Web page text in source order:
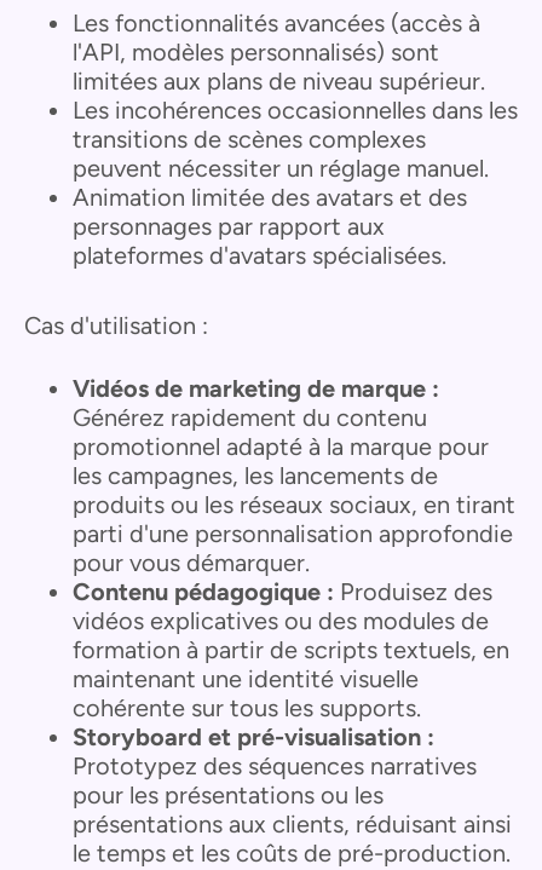
Les fonctionnalités avancées (accès à
l'API, modèles personnalisés) sont
limitées aux plans de niveau supérieur.
Les incohérences occasionnelles dans les
transitions de scènes complexes
peuvent nécessiter un réglage manuel.
Animation limitée des avatars et des
personnages par rapport aux
plateformes d'avatars spécialisées.
Cas d'utilisation :
Vidéos de marketing de marque :
Générez rapidement du contenu
promotionnel adapté à la marque pour
les campagnes, les lancements de
produits ou les réseaux sociaux, en tirant
parti d'une personnalisation approfondie
pour vous démarquer.
Contenu pédagogique : Produisez des
vidéos explicatives ou des modules de
formation à partir de scripts textuels, en
maintenant une identité visuelle
cohérente sur tous les supports.
Storyboard et pré-visualisation :
Prototypez des séquences narratives
pour les présentations ou les
présentations aux clients, réduisant ainsi
le temps et les coûts de pré-production.